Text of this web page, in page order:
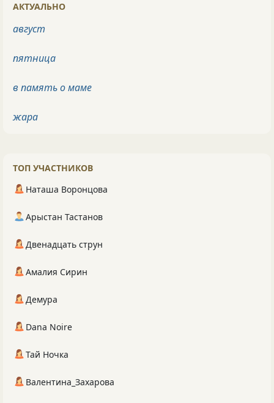
АКТУАЛЬНО
август
пятница
в память о маме
жара
ТОП УЧАСТНИКОВ
Наташа Воронцова
Арыстан Тастанов
Двенадцать струн
Амалия Сирин
Демура
Dana Noire
Тай Ночка
Валентина_Захарова